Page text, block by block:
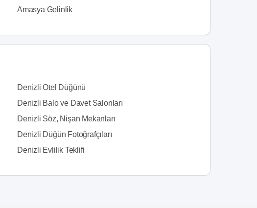
Amasya Gelinlik
Denizli Otel Düğünü
Denizli Balo ve Davet Salonları
Denizli Söz, Nişan Mekanları
Denizli Düğün Fotoğrafçıları
Denizli Evlilik Teklifi